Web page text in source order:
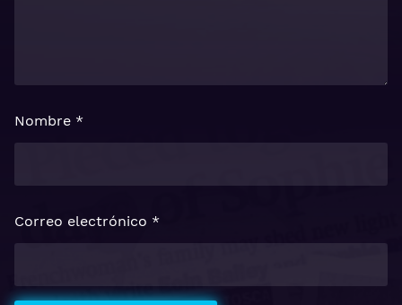
Nombre *
Correo electrónico *